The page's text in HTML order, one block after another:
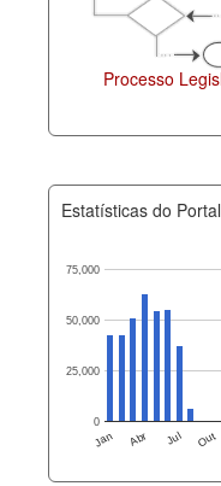
Legislativo
Estatísticas do Portal
Jan Abr Jul Out
0
25,000
50,000
75,000